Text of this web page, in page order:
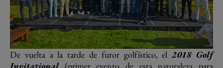
De vuelta a la tarde de furor golfístico, el2018 Golf